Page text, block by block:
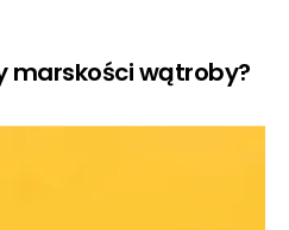
marskości wątroby?